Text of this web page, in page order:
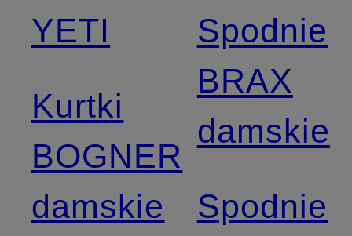
YETI
Kurtki
BOGNER
damskie
Spodnie
BRAX
damskie
Spodnie